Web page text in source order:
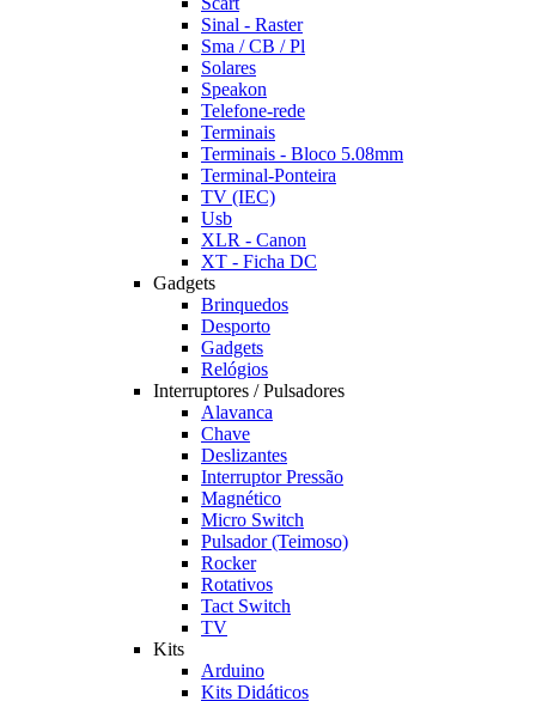
Sinal - Raster
Sma / CB / Pl
Solares
Speakon
Telefone-rede
Terminais
Terminais - Bloco 5.08mm
Terminal-Ponteira
TV (IEC)
Usb
XLR - Canon
XT - Ficha DC
Gadgets
Brinquedos
Desporto
Gadgets
Relógios
Interruptores / Pulsadores
Alavanca
Chave
Deslizantes
Interruptor Pressão
Magnético
Micro Switch
Pulsador (Teimoso)
Rocker
Rotativos
Tact Switch
TV
Kits
Arduino
Kits Didáticos